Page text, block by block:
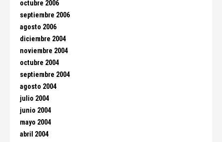
octubre 2006
septiembre 2006
agosto 2006
diciembre 2004
noviembre 2004
octubre 2004
septiembre 2004
agosto 2004
julio 2004
junio 2004
mayo 2004
abril 2004